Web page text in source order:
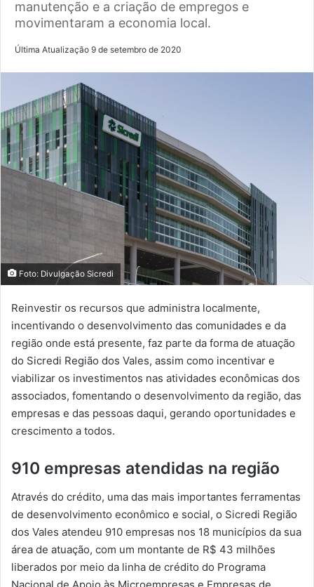
manutenção e a criação de empregos e
movimentaram a economia local.
Última Atualização 9 de setembro de 2020
Foto: Divulgação Sicredi
Reinvestir os recursos que administra localmente,
incentivando o desenvolvimento das comunidades e da
região onde está presente, faz parte da forma de atuação
do Sicredi Região dos Vales, assim como incentivar e
viabilizar os investimentos nas atividades econômicas dos
associados, fomentando o desenvolvimento da região, das
empresas e das pessoas daqui, gerando oportunidades e
crescimento a todos.
910 empresas atendidas na região
Através do crédito, uma das mais importantes ferramentas
de desenvolvimento econômico e social, o Sicredi Região
dos Vales atendeu 910 empresas nos 18 municípios da sua
área de atuação, com um montante de R$ 43 milhões
liberados por meio da linha de crédito do Programa